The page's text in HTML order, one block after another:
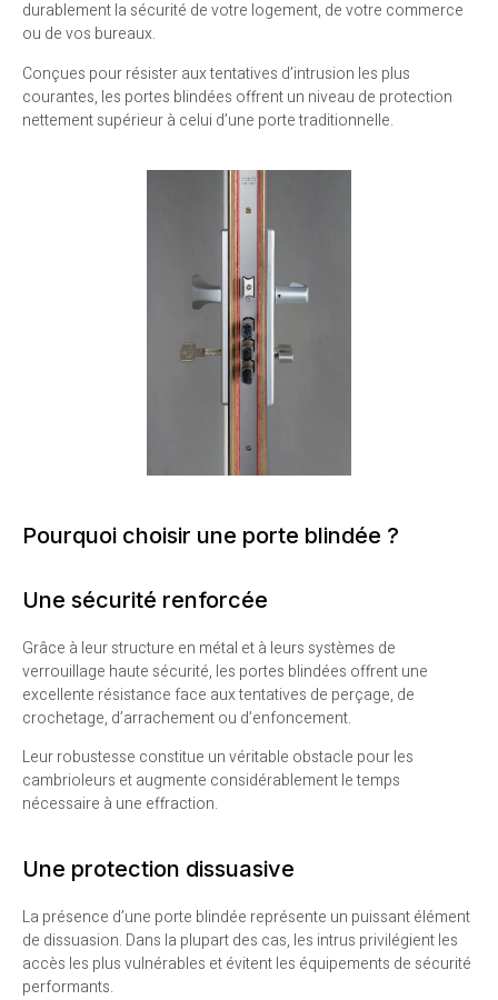
durablement la sécurité de votre logement, de votre commerce
ou de vos bureaux.
Conçues pour résister aux tentatives d’intrusion les plus
courantes, les portes blindées offrent un niveau de protection
nettement supérieur à celui d’une porte traditionnelle.
Pourquoi choisir une porte blindée ?
Une sécurité renforcée
Grâce à leur structure en métal et à leurs systèmes de
verrouillage haute sécurité, les portes blindées offrent une
excellente résistance face aux tentatives de perçage, de
crochetage, d’arrachement ou d’enfoncement.
Leur robustesse constitue un véritable obstacle pour les
cambrioleurs et augmente considérablement le temps
nécessaire à une effraction.
Une protection dissuasive
La présence d’une porte blindée représente un puissant élément
de dissuasion. Dans la plupart des cas, les intrus privilégient les
accès les plus vulnérables et évitent les équipements de sécurité
performants.